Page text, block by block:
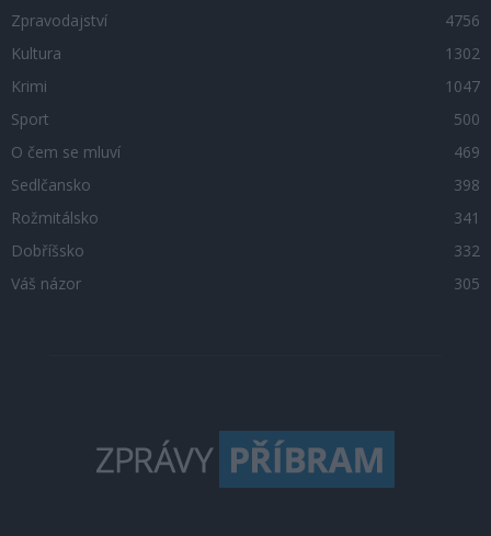
Zpravodajství
4756
Kultura
1302
Krimi
1047
Sport
500
O čem se mluví
469
Sedlčansko
398
Rožmitálsko
341
Dobříšsko
332
Váš názor
305